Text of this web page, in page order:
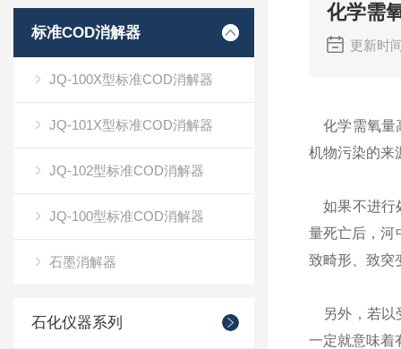
标准COD消解器
JQ-100X型标准COD消解器
JQ-101X型标准COD消解器
JQ-102型标准COD消解器
JQ-100型标准COD消解器
石墨消解器
石化仪器系列
化学需
更新时
化学需氧量
机物污染的来
如果不进行
量死亡后，河
致畸形、致突
另外，若以
一定就意味着